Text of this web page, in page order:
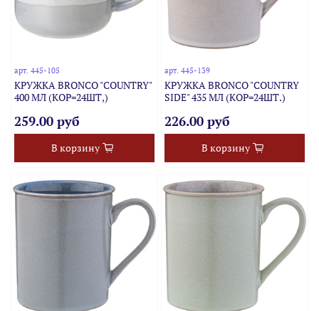
арт.445-105
КРУЖКА BRONCO "COUNTRY"
400 МЛ (КОР=24ШТ,)
259.00 руб
В корзину
арт. 445-139
КРУЖКА BRONCO "COUNTRY
SIDE" 435 МЛ (КОР=24ШТ.)
226.00 руб
В корзину